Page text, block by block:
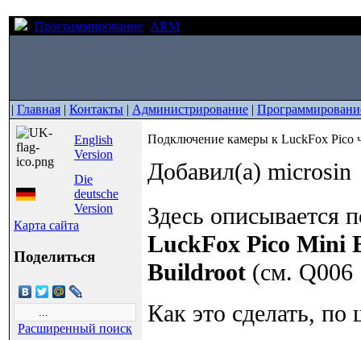
Программирование ARM
| Главная | Контакты | Администрирование |
English
Version
Die
deutsche
Version
Карта сайта
Поделиться
Расширенный поиск
Подключение камеры к LuckFox Pico
Добавил(а) microsin
Здесь описывается
LuckFox Pico Mini
Buildroot (см.
Как это сделать, по